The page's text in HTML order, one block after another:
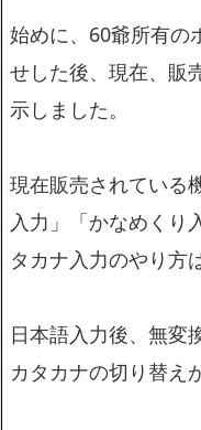
始めに、60爺所有の
せした後、現在、販
示しました。
現在販売されている
入力」「かなめくり
タカナ入力のやり方
日本語入力後、無変
カタカナの切り替え